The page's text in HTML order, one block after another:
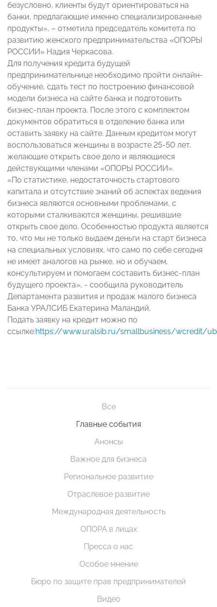
безусловно, клиенты будут ориентироваться на
банки, предлагающие именно специализированные
продукты», – отметила председатель комитета по
развитию женского предпринимательства «ОПОРЫ
РОССИИ» Надия Черкасова.
Для получения кредита будущей
предпринимательнице необходимо пройти онлайн-
обучение, сдать тест по построению финансовой
модели бизнеса на сайте банка и подготовить
бизнес-план проекта. После этого с комплектом
документов обратиться в отделение банка или
оставить заявку на сайте. Данным кредитом могут
воспользоваться женщины в возрасте 25-50 лет,
желающие открыть свое дело и являющиеся
действующими членами «ОПОРЫ РОССИИ».
«По статистике, недостаточность стартового
капитала и отсутствие знаний об аспектах ведения
бизнеса являются основными проблемами, с
которыми сталкиваются женщины, решившие
открыть свое дело. Особенностью продукта является
то, что мы не только выдаем деньги на старт бизнеса
на специальных условиях, что само по себе сегодня
не имеет аналогов на рынке, но и обучаем,
консультируем и помогаем составить бизнес-план
будущего проекта», - сообщила руководитель
Департамента развития и продаж малого бизнеса
Банка УРАЛСИБ Екатерина Маландий.
Подать заявку на кредит можно по
ссылке:https://www.uralsib.ru/smallbusiness/wcredit/
Все
Главные события
Анонсы
Важное для бизнеса
Региональное развитие
Отраслевое развитие
Международная деятельность
ОПОРА в лицах
Пресса о нас
Особое мнение
Бюро по защите прав предпринимателей
Видео